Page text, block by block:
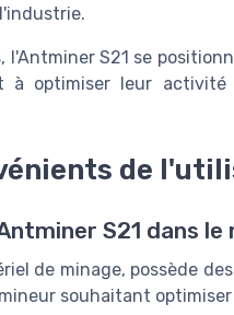
S21 se
à optimiser leur activité
de
S21 dans
de minage, possède
souhaitant